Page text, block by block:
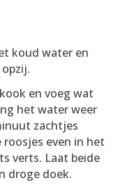
koud water en
en voeg wat
het water weer
zachtjes
roosjes even in het
verts. Laat beide
droge doek.